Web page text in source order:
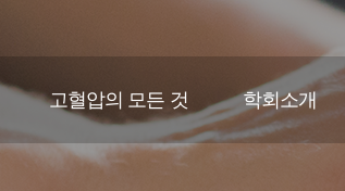
고혈압의 모든 것 학회소개